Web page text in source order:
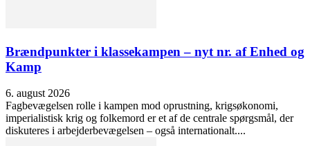
Brændpunkter i klassekampen – nyt nr. af Enhed og
Kamp
6. august 2026
Fagbevægelsen rolle i kampen mod oprustning, krigsøkonomi,
imperialistisk krig og folkemord er et af de centrale spørgsmål, der
diskuteres i arbejderbevægelsen – også internationalt....